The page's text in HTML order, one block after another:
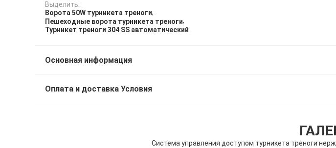
Выделить:
Ворота 50W турникета треноги,
Пешеходные ворота турникета треноги,
Турникет треноги 304 SS автоматический
Основная информация
Оплата и доставка Условия
Система управления доступом турникета треноги